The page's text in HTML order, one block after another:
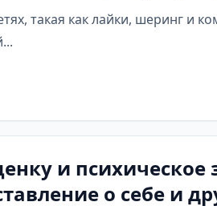
такая как лайки, шеринг и
и психическое
о себе и